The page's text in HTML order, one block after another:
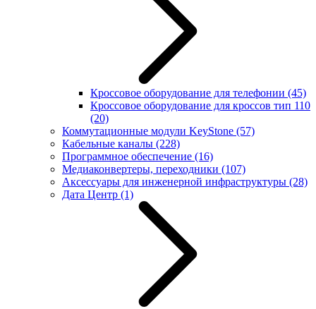
Кроссовое оборудование для телефонии (45)
Кроссовое оборудование для кроссов тип 110
(20)
Коммутационные модули KeyStone (57)
Кабельные каналы (228)
Программное обеспечение (16)
Медиаконвертеры, переходники (107)
Аксессуары для инженерной инфраструктуры (28)
Дата Центр (1)